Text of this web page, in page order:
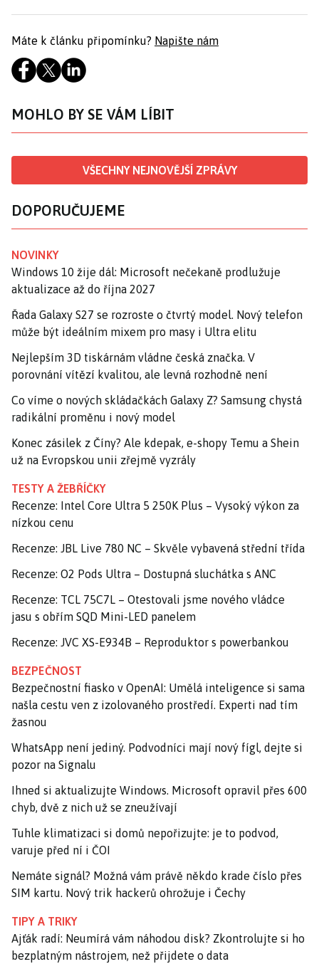
Máte k článku připomínku? Napište nám
MOHLO BY SE VÁM LÍBIT
VŠECHNY NEJNOVĚJŠÍ ZPRÁVY
DOPORUČUJEME
NOVINKY
Windows 10 žije dál: Microsoft nečekaně prodlužuje
aktualizace až do října 2027
Řada Galaxy S27 se rozroste o čtvrtý model. Nový telefon
může být ideálním mixem pro masy i Ultra elitu
Nejlepším 3D tiskárnám vládne česká značka. V
porovnání vítězí kvalitou, ale levná rozhodně není
Co víme o nových skládačkách Galaxy Z? Samsung chystá
radikální proměnu i nový model
Konec zásilek z Číny? Ale kdepak, e-shopy Temu a Shein
už na Evropskou unii zřejmě vyzrály
TESTY A ŽEBŘÍČKY
Recenze: Intel Core Ultra 5 250K Plus – Vysoký výkon za
nízkou cenu
Recenze: JBL Live 780 NC – Skvěle vybavená střední třída
Recenze: O2 Pods Ultra – Dostupná sluchátka s ANC
Recenze: TCL 75C7L – Otestovali jsme nového vládce
jasu s obřím SQD Mini-LED panelem
Recenze: JVC XS-E934B – Reproduktor s powerbankou
BEZPEČNOST
Bezpečnostní fiasko v OpenAI: Umělá inteligence si sama
našla cestu ven z izolovaného prostředí. Experti nad tím
žasnou
WhatsApp není jediný. Podvodníci mají nový fígl, dejte si
pozor na Signalu
Ihned si aktualizujte Windows. Microsoft opravil přes 600
chyb, dvě z nich už se zneužívají
Tuhle klimatizaci si domů nepořizujte: je to podvod,
varuje před ní i ČOI
Nemáte signál? Možná vám právě někdo krade číslo přes
SIM kartu. Nový trik hackerů ohrožuje i Čechy
TIPY A TRIKY
Ajťák radí: Neumírá vám náhodou disk? Zkontrolujte si ho
bezplatným nástrojem, než přijdete o data